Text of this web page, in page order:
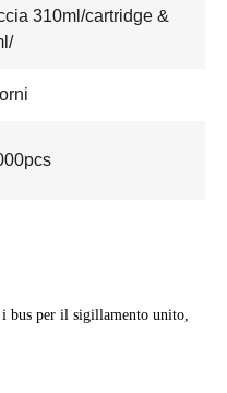
310ml/cartridge &
i bus per il sigillamento unito,